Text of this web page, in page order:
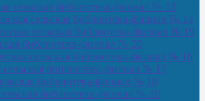
сельская библиотека-филиал № 12
сельская библиотека-филиал № 14
сельская библиотека-филиал № 19
библиотека-филиал № 20
сельская библиотека-филиал № 16
сельская библиотека-филиал № 17
библиотека-филиал № 18
библиотека-филиал № 10